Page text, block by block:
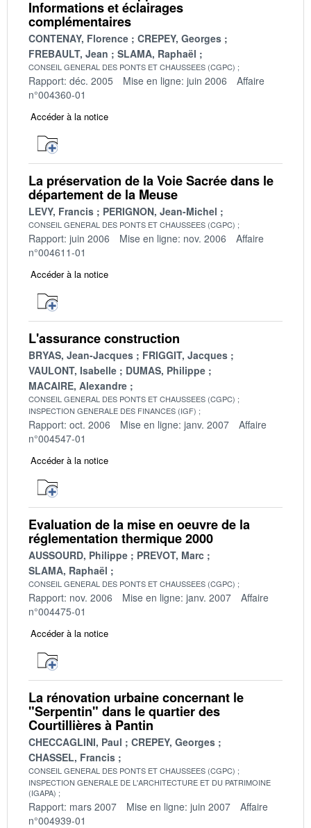
Informations et éclairages
complémentaires
CONTENAY, Florence
CREPEY, Georges
FREBAULT, Jean
SLAMA, Raphaël
CONSEIL GENERAL DES PONTS ET CHAUSSEES (CGPC)
Rapport: déc. 2005 Mise en ligne: juin 2006
Affaire
n°004360-01
Accéder à la notice
La préservation de la Voie Sacrée dans le
département de la Meuse
LEVY, Francis PERIGNON, Jean-Michel
CONSEIL GENERAL DES PONTS ET CHAUSSEES (CGPC)
Rapport: juin 2006 Mise en ligne: nov. 2006
Affaire
n°004611-01
Accéder à la notice
L'assurance construction
BRYAS, Jean-Jacques
FRIGGIT, Jacques
VAULONT, Isabelle
DUMAS, Philippe
MACAIRE, Alexandre
CONSEIL GENERAL DES PONTS ET CHAUSSEES (CGPC)
INSPECTION GENERALE DES FINANCES (IGF)
Rapport: oct. 2006 Mise en ligne: janv. 2007
Affaire
n°004547-01
Accéder à la notice
Evaluation de la mise en oeuvre de la
réglementation thermique 2000
AUSSOURD, Philippe
PREVOT, Marc
SLAMA, Raphaël
CONSEIL GENERAL DES PONTS ET CHAUSSEES (CGPC)
Rapport: nov. 2006 Mise en ligne: janv. 2007
Affaire
n°004475-01
Accéder à la notice
La rénovation urbaine concernant le
"Serpentin" dans le quartier des
Courtillières à Pantin
CHECCAGLINI, Paul
CREPEY, Georges
CHASSEL, Francis
CONSEIL GENERAL DES PONTS ET CHAUSSEES (CGPC)
INSPECTION GENERALE DE L'ARCHITECTURE ET DU PATRIMOINE
(IGAPA)
Rapport: mars 2007 Mise en ligne: juin 2007
Affaire
n°004939-01